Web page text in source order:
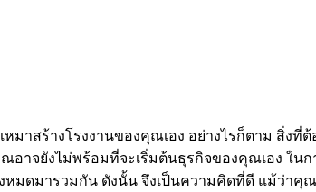
าสร้างโรงงานของคุณเอง อย่างไรก็ตาม สิ่ง
าจยังไม่พร้อมที่จะเริ่มต้นธุรกิจของคุณเอง ใน
หมดมารวมกัน ดังนั้น จึงเป็นความคิดที่ดี แม้ว่า